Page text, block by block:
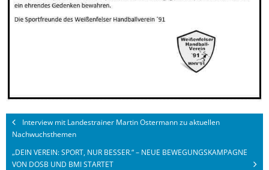
Interview mit Landestrainer Martin Ostermann zu aktuellen
Nachwuchsthemen
„DEIN VEREIN: SPORT, NUR BESSER.“ – NEUE BEWEGUNGSKAMPAGNE
VON DOSB UND BMI STARTET